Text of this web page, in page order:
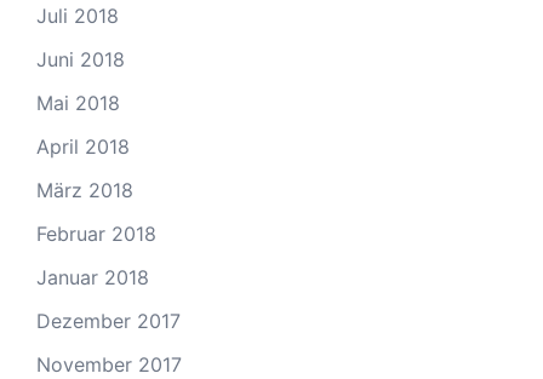
Juli 2018
Juni 2018
Mai 2018
April 2018
März 2018
Februar 2018
Januar 2018
Dezember 2017
November 2017